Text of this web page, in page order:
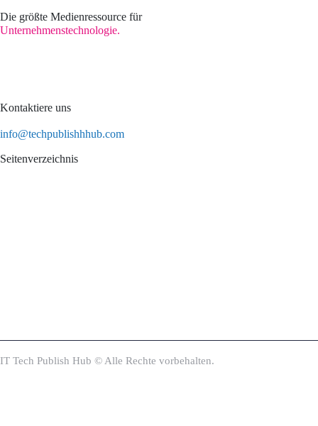
Die größte Medienressource für
Unternehmenstechnologie.
Kontaktiere uns
info@techpublishhhub.com
Seitenverzeichnis
IT Tech Publish Hub © Alle Rechte vorbehalten.